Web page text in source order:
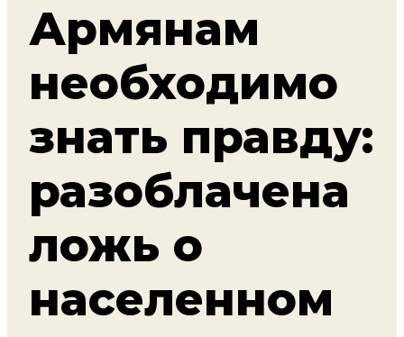
Армянам
необходимо
знать правду:
разоблачена
ложь о
населенном